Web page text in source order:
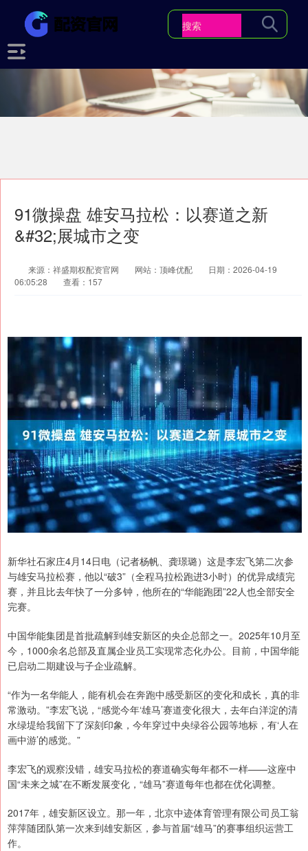
91微操盘 雄安马拉松：以赛道之新
&#32;展城市之变
来源：祥盛期权配资官网 网站：顶峰优配
日期：2026-04-19
06:05:28
查看：157
新华社石家庄4月14日电（记者杨帆、龚璟璐）这是李宏飞第二次参
与雄安马拉松赛，他以“破3”（全程马拉松跑进3小时）的优异成绩完
赛，并且比去年快了一分多钟，他所在的“华能跑团”22人也全部安全
完赛。
中国华能集团是首批疏解到雄安新区的央企总部之一。2025年10月至
今，1000余名总部及直属企业员工实现常态化办公。目前，中国华能
已启动二期建设与子企业疏解。
“作为一名华能人，能有机会在奔跑中感受新区的变化和成长，真的非
常激动。”李宏飞说，“感觉今年‘雄马’赛道变化很大，去年白洋淀的清
水绿堤给我留下了深刻印象，今年穿过中央绿谷公园等地标，有‘人在
画中游’的感觉。”
李宏飞的观察没错，雄安马拉松的赛道确实每年都不一样——这座中
国“未来之城”在不断发展变化，“雄马”赛道每年也都在优化调整。
2017年，雄安新区设立。那一年，北京中迹体育管理有限公司员工翁
萍萍随团队第一次来到雄安新区，参与首届“雄马”的赛事组织运营工
作。